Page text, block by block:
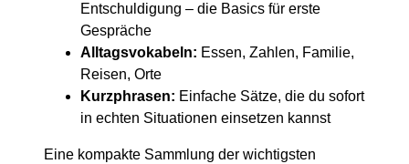
Entschuldigung – die Basics für erste
Gespräche
Alltagsvokabeln: Essen, Zahlen, Familie,
Reisen, Orte
Kurzphrasen: Einfache Sätze, die du sofort
in echten Situationen einsetzen kannst
Eine kompakte Sammlung der wichtigsten